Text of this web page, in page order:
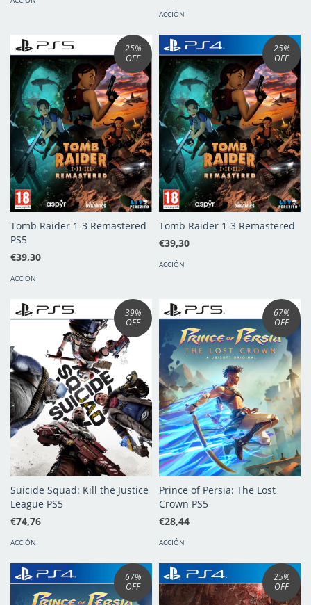
ACCIÓN
25%
OFF
Tomb Raider 1-3 Remastered
PS5
€39,30
ACCIÓN
25%
OFF
Tomb Raider 1-3 Remastered
€39,30
ACCIÓN
39%
OFF
Suicide Squad: Kill the Justice
League PS5
€74,76
ACCIÓN
67%
OFF
Prince of Persia: The Lost
Crown PS5
€28,44
ACCIÓN
67%
OFF
25%
OFF